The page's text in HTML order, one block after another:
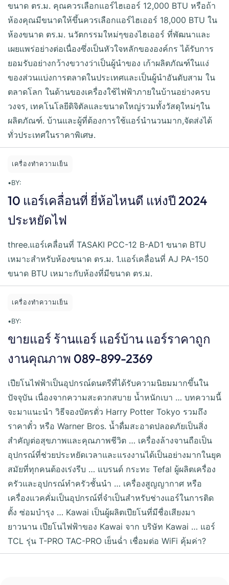
ขนาด ตร.ม. คุณควรเลือกแอร์ไฮเออร์ 12,000 BTU หรือถ้า
ห้องคุณมีขนาดให้ขึ้นควรเลือกแอร์ไฮเออร์ 18,000 BTU ใน
ห้องขนาด ตร.ม. นวัตกรรมใหม่ๆของไฮเออร์ ที่พัฒนาและ
เผยแพร่อย่างต่อเนื่องซึ่งเป็นหัวใจหลักขององค์กร ได้รับการ
ยอมรับอย่างกว้างขวางว่าเป็นผู้นำของ เก้าผลิตภัณฑ์ในแง่
ของส่วนแบ่งการตลาดในประเทศและเป็นผู้นำอันดับสาม ใน
ตลาดโลก ในด้านของเครื่องใช้ไฟฟ้าภายในบ้านอย่างครบ
วงจร, เทคโนโลยีดิจิตัลและขนาดใหญ่รวมทั้งวัสดุใหม่ๆใน
ผลิตภัณฑ์. บ้านและผู้ที่ต้องการใช้แอร์นำนวนมาก,จัดส่งได้
ทั่วประเทศในราคาพิเศษ.
เครื่องทำความเย็น
•BY:
10 แอร์เคลื่อนที่ ยี่ห้อไหนดี แห่งปี 2024
ประหยัดไฟ
three.แอร์เคลื่อนที่ TASAKI PCC-12 B-AD1 ขนาด BTU
เหมาะสำหรับห้องขนาด ตร.ม. 1.แอร์เคลื่อนที่ AJ PA-150
ขนาด BTU เหมาะกับห้องที่มีขนาด ตร.ม.
เครื่องทำความเย็น
•BY:
ขายแอร์ ร้านแอร์ แอร์บ้าน แอร์ราคาถูก
งานคุณภาพ 089-899-2369
เปียโนไฟฟ้าเป็นอุปกรณ์ดนตรีที่ได้รับความนิยมมากขึ้นใน
ปัจจุบัน เนื่องจากความสะดวกสบาย น้ำหนักเบา … บทความนี้
จะมาแนะนำ วิธีจองบัตรตั่ว Harry Potter Tokyo รวมถึง
ราคาตั๋ว หรือ Warner Bros. น้ำดื่มสะอาดปลอดภัยเป็นสิ่ง
สำคัญต่อสุขภาพและคุณภาพชีวิต … เครื่องล้างจานถือเป็น
อุปกรณ์ที่ช่วยประหยัดเวลาและแรงงานได้เป็นอย่างมากในยุค
สมัยที่ทุกคนต้องเร่งรีบ … แบรนด์ กระทะ Tefal ผู้ผลิตเครื่อง
ครัวและอุปกรณ์ทำครัวชั้นนำ … เครื่องสูญญากาศ หรือ
เครื่องแวคคั่มเป็นอุปกรณ์ที่จำเป็นสำหรับช่างแอร์ในการติด
ตั้ง ซ่อมบำรุง … Kawai เป็นผู้ผลิตเปียโนที่มีชื่อเสียงมา
ยาวนาน เปียโนไฟฟ้าของ Kawai จาก บริษัท Kawai … แอร์
TCL รุ่น T-PRO TAC-PRO เย็นฉ่ำ เชื่อมต่อ WiFi คุ้มค่า?